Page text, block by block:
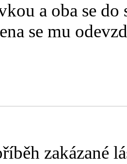
a oba se
se mu
zakázané